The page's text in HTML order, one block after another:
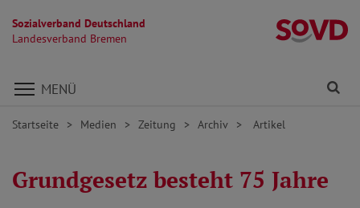
Sozialverband Deutschland
Landesverband Bremen
Direkt zu den Inhalten springen
MENÜ
Startseite Medien Zeitung Archiv Artikel
Grundgesetz besteht 75 Jahre